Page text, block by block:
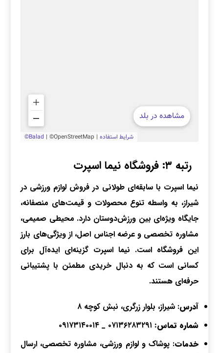
رتبه ۳: فروشگاه نیما اسپرت
نیما اسپرت با سابقه‌ای طولانی در فروش لوازم ورزشی در
شیراز، به‌ واسطه‌ تنوع محصولات و قیمت‌های منصفانه،
جایگاه ویژه‌ای بین ورزش‌دوستان دارد. محیطی صمیمی،
مشاوره تخصصی و عرضه اجناس اصل، از ویژگی‌های بارز
این فروشگاه است. نیما اسپرت گزینه‌ای ایده‌آل برای
کسانی است که به دنبال خریدی مطمئن با پشتیبانی
حرفه‌ای هستند.
آدرس: شیراز، بلوار زرگری، نبش کوچه ۸
شماره تماس: ۰۷۱۳۶۲۸۳۲۹۱ _۰۹۱۷۳۱۴۰۰۱۴
خدمات: پوشاک و لوازم ورزشی، مشاوره تخصصی، ارسال